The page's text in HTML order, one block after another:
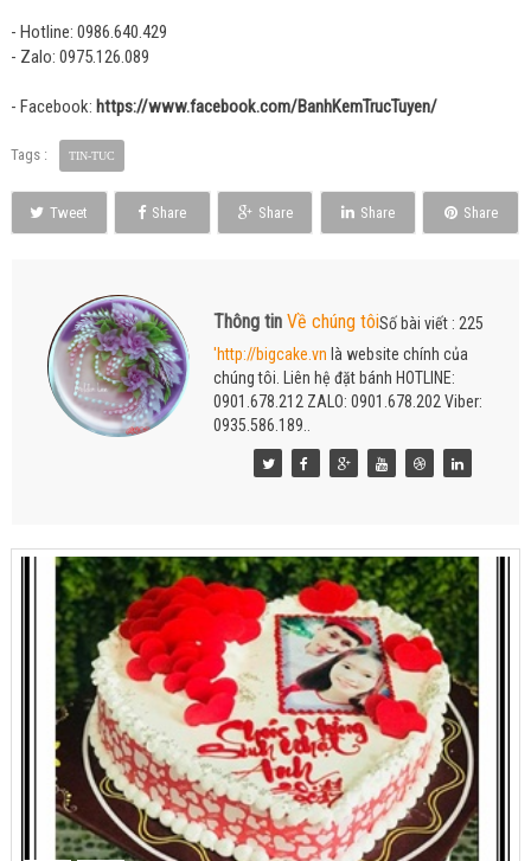
- Hotline: 0986.640.429
- Zalo: 0975.126.089
- Facebook: https://www.facebook.com/BanhKemTrucTuyen/
Tags : TIN-TUC
Tweet Share Share Share Share
Thông tin Về chúng tôiSố bài viết : 225
'http://bigcake.vn là website chính của
chúng tôi. Liên hệ đặt bánh HOTLINE:
0901.678.212 ZALO: 0901.678.202 Viber:
0935.586.189..